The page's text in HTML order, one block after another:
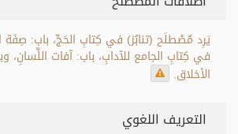
يَرِد مُصْطلَح (تنابُز) في كِتابِ الحَجِّ، باب: صِفَة
في كِتابِ الجامع للآدابِ، باب: آفات اللِّسانِ،
الأخلاق.
التعريف اللغوي